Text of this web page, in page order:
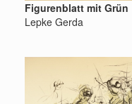
Figurenblatt mit Grün
Lepke Gerda